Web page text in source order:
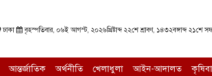
ঢাকা বৃহস্পতিবার, ০৬ই আগস্ট, ২০২৬খ্রিষ্টাব্দ ২২শে শ্রাবণ, ১৪৩২বঙ্গাব্দ ২১শে
আন্তর্জাতিক অর্থনীতি খেলাধুলা আইন-আদালত